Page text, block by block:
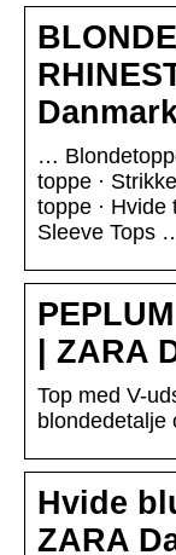
…
toppe ·
toppe · Hvide
Sleeve Tops
| ZARA
Top med V-
blondedetalje
Hvide
ZARA